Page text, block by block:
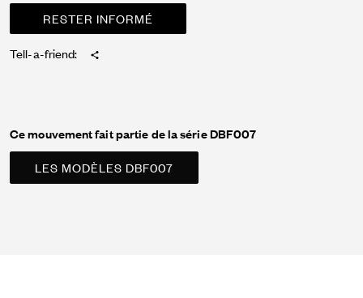
RESTER INFORMÉ
Tell-a-friend:
Ce mouvement fait partie de la série DBF007
LES MODÈLES DBF007